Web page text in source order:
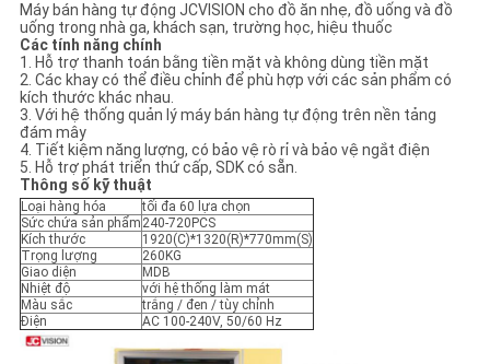
SƠ
ĐỒ
TRANG
WEB
CHÍNH
SÁCH
BẢO
MẬT
Máy bán hàng tự động JCVISION cho đồ ăn nhẹ, đồ uống và đồ
uống trong nhà ga, khách sạn, trường học, hiệu thuốc
Các tính năng chính
1. Hỗ trợ thanh toán bằng tiền mặt và không dùng tiền mặt
2. Các khay có thể điều chỉnh để phù hợp với các sản phẩm có
kích thước khác nhau.
3. Với hệ thống quản lý máy bán hàng tự động trên nền tảng
đám mây
4. Tiết kiệm năng lượng, có bảo vệ rò rỉ và bảo vệ ngắt điện
5. Hỗ trợ phát triển thứ cấp, SDK có sẵn.
Thông số kỹ thuật
Loại hàng hóa
tối đa 60 lựa chọn
Sức chứa sản phẩm 240-720PCS
Kích thước
1920(C)*1320(R)*770mm(S)
Trọng lượng
260KG
Giao diện
MDB
Nhiệt độ
với hệ thống làm mát
Màu sắc
trắng / đen / tùy chỉnh
Điện
AC 100-240V, 50/60 Hz